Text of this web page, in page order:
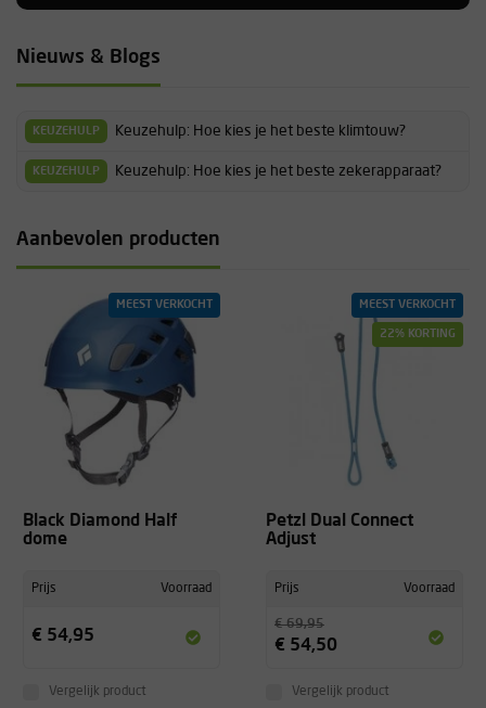
Nieuws & Blogs
KEUZEHULP Keuzehulp: Hoe kies je het beste klimtouw?
KEUZEHULP Keuzehulp: Hoe kies je het beste zekerapparaat?
Aanbevolen producten
MEEST VERKOCHT
Black Diamond Half
dome
Prijs Voorraad
€ 54,95
Vergelijk product
MEEST VERKOCHT
22% KORTING
Petzl Dual Connect
Adjust
Prijs Voorraad
€ 69,95
€ 54,50
Vergelijk product